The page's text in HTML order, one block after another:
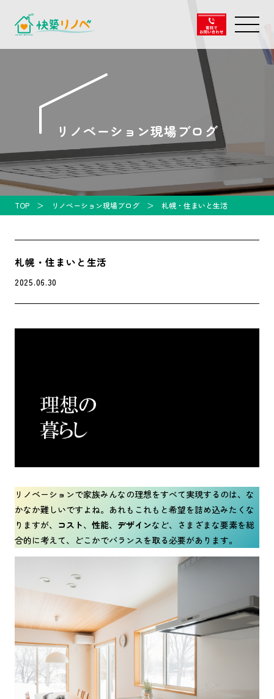
リノベーション現場ブログ
TOP リノベーション現場ブログ 札幌・住まいと生活
札幌・住まいと生活
2025.06.30
リノベーションで家族みんなの理想をすべて実現するのは、な
かなか難しいですよね。あれもこれもと希望を詰め込みたくな
りますが、 コスト、 性能、 デザインなど、さまざまな要素を総
合的に考えて、どこかでバランスを取る必要があります。